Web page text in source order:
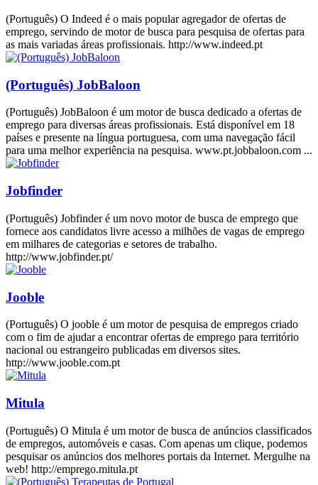
(Português) O Indeed é o mais popular agregador de ofertas de
emprego, servindo de motor de busca para pesquisa de ofertas para
as mais variadas áreas profissionais. http://www.indeed.pt
(Português) JobBaloon
(Português) JobBaloon é um motor de busca dedicado a ofertas de
emprego para diversas áreas profissionais. Está disponível em 18
países e presente na língua portuguesa, com uma navegação fácil
para uma melhor experiência na pesquisa. www.pt.jobbaloon.com ...
Jobfinder
(Português) Jobfinder é um novo motor de busca de emprego que
fornece aos candidatos livre acesso a milhões de vagas de emprego
em milhares de categorias e setores de trabalho.
http://www.jobfinder.pt/
Jooble
(Português) O jooble é um motor de pesquisa de empregos criado
com o fim de ajudar a encontrar ofertas de emprego para território
nacional ou estrangeiro publicadas em diversos sites.
http://www.jooble.com.pt
Mitula
(Português) O Mitula é um motor de busca de anúncios classificados
de empregos, automóveis e casas. Com apenas um clique, podemos
pesquisar os anúncios dos melhores portais da Internet. Mergulhe na
web! http://emprego.mitula.pt